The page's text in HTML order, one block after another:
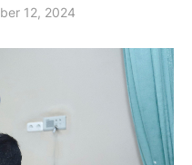
12, 2024